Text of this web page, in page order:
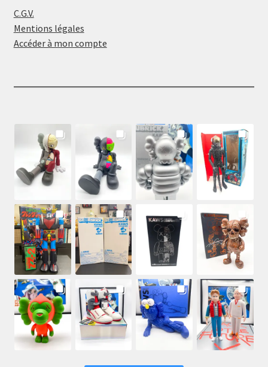
C.G.V.
Mentions légales
Accéder à mon compte